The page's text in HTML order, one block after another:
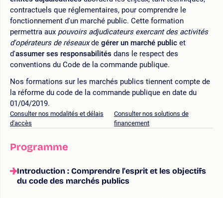
contractuels que réglementaires, pour comprendre le
fonctionnement d'un marché public. Cette formation
permettra aux pouvoirs adjudicateurs exercant des activités
d'opérateurs de réseauxde gérer un marché public et
d'assumer ses responsabilités dans le respect des
conventions du Code de la commande publique.
Nos formations sur les marchés publics tiennent compte de
la réforme du code de la commande publique en date du
01/04/2019.
Consulter nos modalités et délais
d'accès
Consulter nos solutions de
financement
Programme
Introduction : Comprendre l'esprit et les objectifs
du code des marchés publics